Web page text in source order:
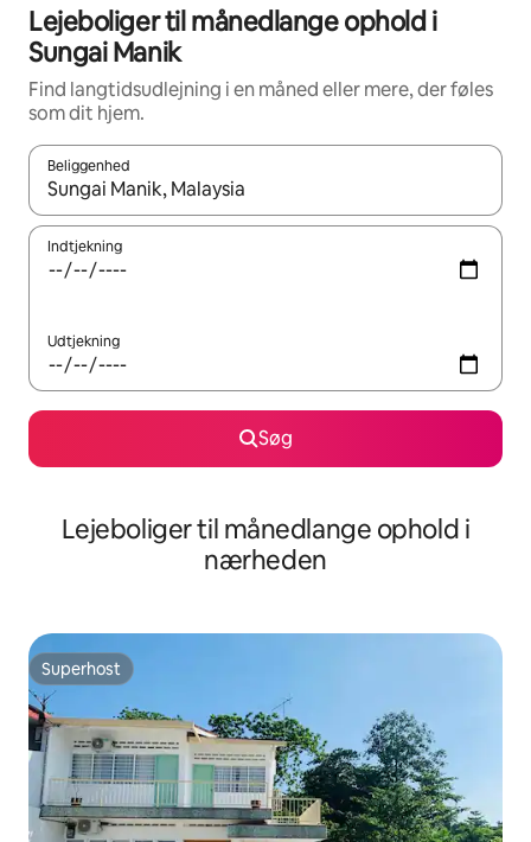
Lejeboliger til månedlange ophold i
Sungai Manik
Find langtidsudlejning i en måned eller mere, der føles
som dit hjem.
Beliggenhed
Når resultaterne er tilgængelige, skal du navigere med
Indtjekning
Udtjekning
Søg
Lejeboliger til månedlange ophold i
nærheden
Superhost
Superhost